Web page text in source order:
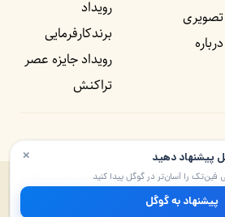
تصویری
درباره
رویداد
برندکارفرمایی
رویداد جایزه عصر
تراکنش
حقوق برای راه پرداخت و موسسه شبکه عصر تراکنش
× پیشنهاد دهید
فین‌تک را آسان‌تر در گوگل پیدا کنید
پیشنهاد به گوگل